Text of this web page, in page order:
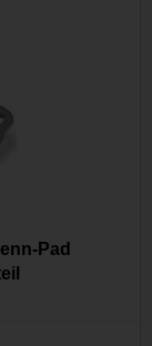
Pad